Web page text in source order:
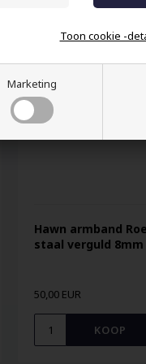
Marketing
Toon cookie -
Hawn armband
staal verguld 8mm
50,00 EUR